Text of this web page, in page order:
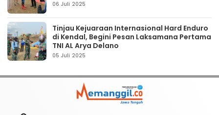
06 Juli 2025
Tinjau Kejuaraan Internasional Hard Enduro
di Kendal, Begini Pesan Laksamana Pertama
TNI AL Arya Delano
05 Juli 2025